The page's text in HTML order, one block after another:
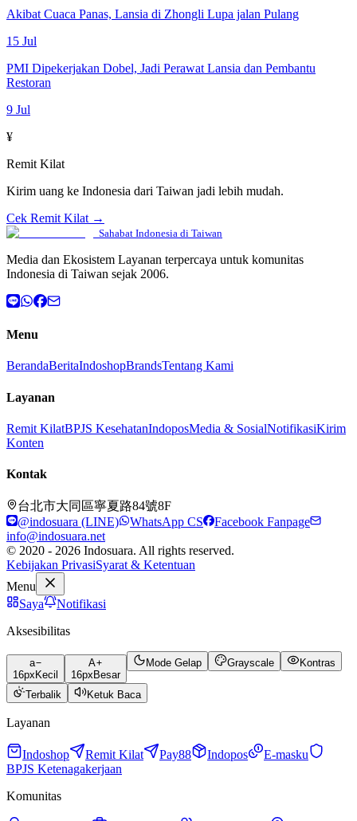
Akibat Cuaca Panas, Lansia di Zhongli Lupa jalan Pulang
15 Jul
PMI Dipekerjakan Dobel, Jadi Perawat Lansia dan Pembantu
Restoran
9 Jul
¥
Remit Kilat
Kirim uang ke Indonesia dari Taiwan jadi lebih mudah.
Cek Remit Kilat →
Sahabat Indonesia di Taiwan
Media dan Ekosistem Layanan terpercaya untuk komunitas
Indonesia di Taiwan sejak 2006.
Menu
BerandaBeritaIndoshopBrandsTentang Kami
Layanan
Remit KilatBPJS KesehatanIndoposMedia & SosialNotifikasiKirim
Konten
Kontak
台北市大同區寧夏路84號8F
@indosuara (LINE)
WhatsApp CS
Facebook Fanpage
info@indosuara.net
© 2020 - 2026 Indosuara. All rights reserved.
Kebijakan PrivasiSyarat & Ketentuan
Menu
Saya
Notifikasi
Aksesibilitas
a
16px Kecil
A
16px Besar
Mode Gelap Grayscale Kontras
Terbalik Ketuk Baca
Layanan
Indoshop Remit Kilat Pay88 Indopos
E-masku
BPJS Ketenagakerjaan
Komunitas